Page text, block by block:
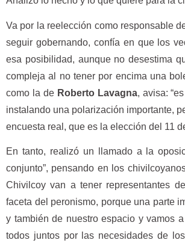
Va por la reelección como responsable
seguir gobernando, confía en que los
esa posibilidad, aunque no desestima
compleja al no tener por encima una
como la de Roberto Lavagna, avisa:
instalando una polarización importante,
encuesta real, que es la elección del 11
En tanto, realizó un llamado a la
conjunto”, pensando en los
Chivilcoy van a tener representantes
faceta del peronismo, porque una parte
y también de nuestro espacio y vamos
todos juntos por las necesidades de